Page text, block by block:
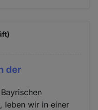
der
leben wir in einer